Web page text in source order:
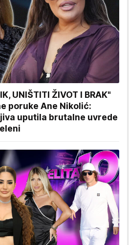
UNIŠTITI ŽIVOT I BRAK"
poruke Ane Nikolić:
uputila brutalne uvrede